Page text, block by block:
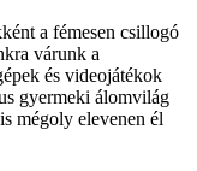
a fémesen csillogó
várunk a
és videojátékok
gyermeki álomvilág
mégoly elevenen él